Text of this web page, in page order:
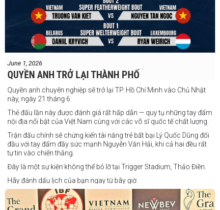
June 1, 2026
QUYỀN ANH TRỞ LẠI THÀNH PHỐ
Quyền anh chuyên nghiệp sẽ trở lại TP. Hồ Chí Minh vào Chủ Nhật
này, ngày 21 tháng 6.
Thẻ đấu lần này được đánh giá rất hấp dẫn — quy tụ những tay đấm
nội địa nổi bật của Việt Nam cùng với các võ sĩ quốc tế chất lượng.
Trận đấu chính sẽ chứng kiến tài năng trẻ bất bại Lý Quốc Dũng đối
đầu với tay đấm đầy sức mạnh Nguyễn Văn Hải, khi cả hai đều rất
tự tin vào chiến thắng.
Đây là một sự kiện không thể bỏ lỡ tại Trigger Stadium, Thảo Điền.
Hãy đánh dấu lịch của bạn ngay từ bây giờ.
Thông tin cập nhật sẽ sớm được công bố.